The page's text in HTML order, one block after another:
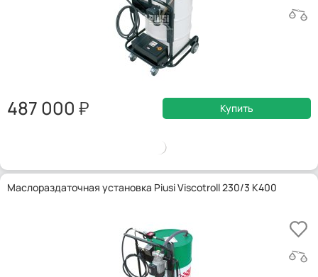
487 000 Купить
Маслораздаточная установка Piusi Viscotroll 230/3 K400